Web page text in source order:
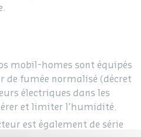
mobil-homes sont équipés
de fumée normalisé (décret
électriques dans les
et limiter l’humidité.
est également de série